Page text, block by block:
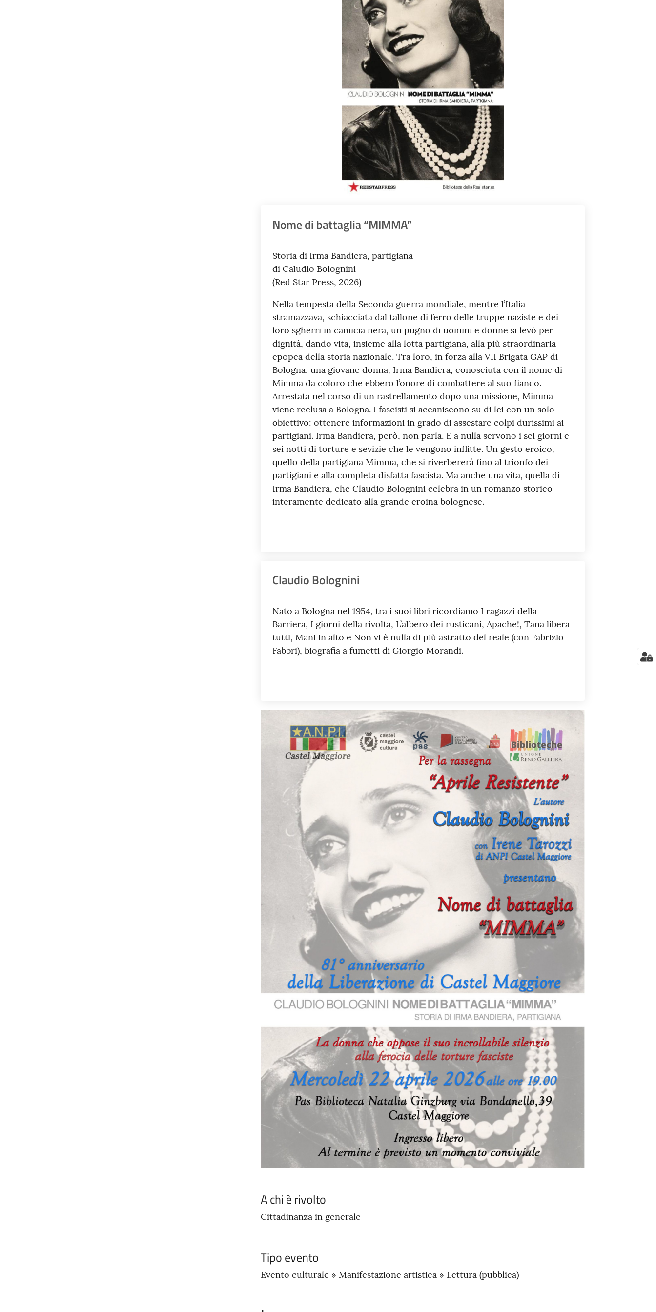
Nome di battaglia “MIMMA”
Storia di Irma Bandiera, partigiana
di Caludio Bolognini
(Red Star Press, 2026)
Nella tempesta della Seconda guerra mondiale, mentre l’Italia
stramazzava, schiacciata dal tallone di ferro delle truppe naziste e dei
loro sgherri in camicia nera, un pugno di uomini e donne si levò per
dignità, dando vita, insieme alla lotta partigiana, alla più straordinaria
epopea della storia nazionale. Tra loro, in forza alla VII Brigata GAP di
Bologna, una giovane donna, Irma Bandiera, conosciuta con il nome di
Mimma da coloro che ebbero l’onore di combattere al suo fianco.
Arrestata nel corso di un rastrellamento dopo una missione, Mimma
viene reclusa a Bologna. I fascisti si accaniscono su di lei con un solo
obiettivo: ottenere informazioni in grado di assestare colpi durissimi ai
partigiani. Irma Bandiera, però, non parla. E a nulla servono i sei giorni e
sei notti di torture e sevizie che le vengono inflitte. Un gesto eroico,
quello della partigiana Mimma, che si riverbererà fino al trionfo dei
partigiani e alla completa disfatta fascista. Ma anche una vita, quella di
Irma Bandiera, che Claudio Bolognini celebra in un romanzo storico
interamente dedicato alla grande eroina bolognese.
Claudio Bolognini
Nato a Bologna nel 1954, tra i suoi libri ricordiamo I ragazzi della
Barriera, I giorni della rivolta, L’albero dei rusticani, Apache!, Tana libera
tutti, Mani in alto e Non vi è nulla di più astratto del reale (con Fabrizio
Fabbri), biografia a fumetti di Giorgio Morandi.
A chi è rivolto
Cittadinanza in generale
Tipo evento
Evento culturale » Manifestazione artistica » Lettura (pubblica)